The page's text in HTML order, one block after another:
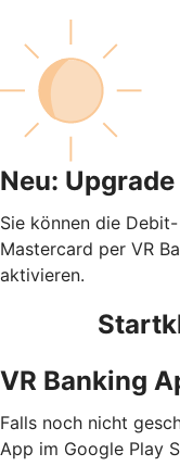
Neu:
Sie können die
Mastercard per VR
aktivieren.
VR Banking
Falls noch nicht
App im Google Play